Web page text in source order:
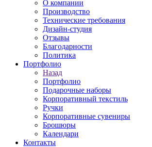
О компании
Производство
Технические требования
Дизайн-студия
Отзывы
Благодарности
Политика
Портфолио
Назад
Портфолио
Подарочные наборы
Корпоративный текстиль
Ручки
Корпоративные сувениры
Брошюры
Календари
Контакты